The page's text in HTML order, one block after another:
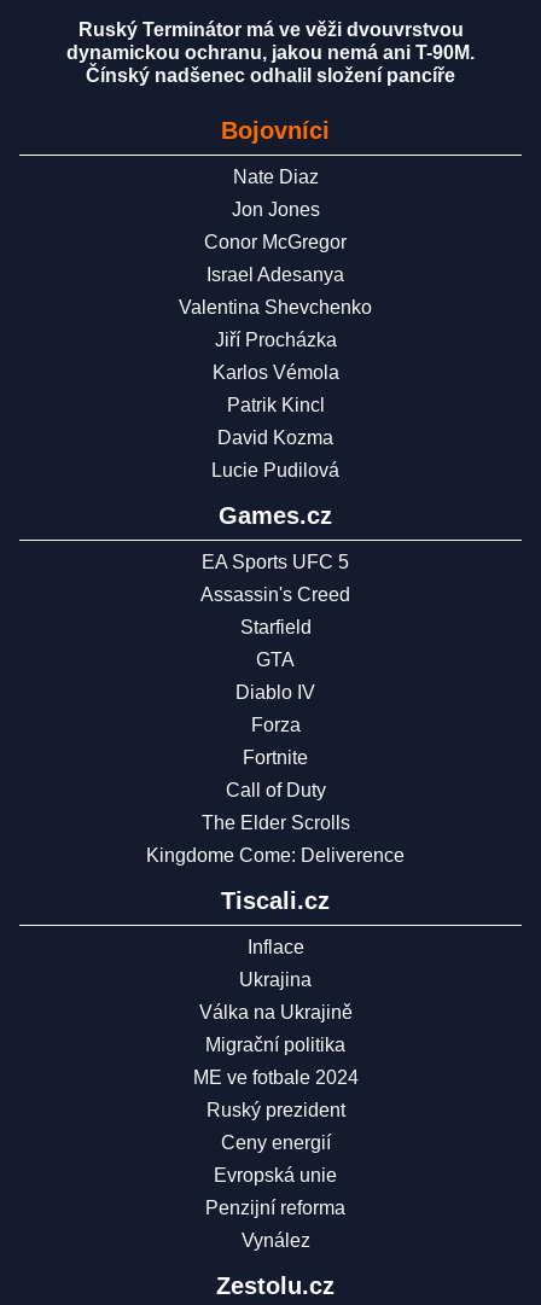
Ruský Terminátor má ve věži dvouvrstvou
dynamickou ochranu, jakou nemá ani T-90M.
Čínský nadšenec odhalil složení pancíře
Bojovníci
Nate Diaz
Jon Jones
Conor McGregor
Israel Adesanya
Valentina Shevchenko
Jiří Procházka
Karlos Vémola
Patrik Kincl
David Kozma
Lucie Pudilová
Games.cz
EA Sports UFC 5
Assassin's Creed
Starfield
GTA
Diablo IV
Forza
Fortnite
Call of Duty
The Elder Scrolls
Kingdome Come: Deliverence
Tiscali.cz
Inflace
Ukrajina
Válka na Ukrajině
Migrační politika
ME ve fotbale 2024
Ruský prezident
Ceny energií
Evropská unie
Penzijní reforma
Vynález
Zestolu.cz